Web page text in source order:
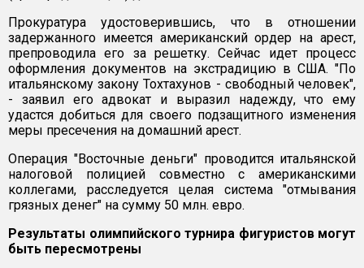
Прокуратура удостоверившись, что в отношении
задержанного имеется американский ордер на арест,
препроводила его за решетку. Сейчас идет процесс
оформления документов на экстрадицию в США. "По
итальянскому закону Тохтахунов - свободный человек",
- заявил его адвокат и выразил надежду, что ему
удастся добиться для своего подзащитного изменения
меры пресечения на домашний арест.
Операция "Восточные деньги" проводится итальянской
налоговой полицией совместно с американскими
коллегами, расследуется целая система "отмывания
грязных денег" на сумму 50 млн. евро.
Результаты олимпийского турнира фигуристов могут
быть пересмотрены